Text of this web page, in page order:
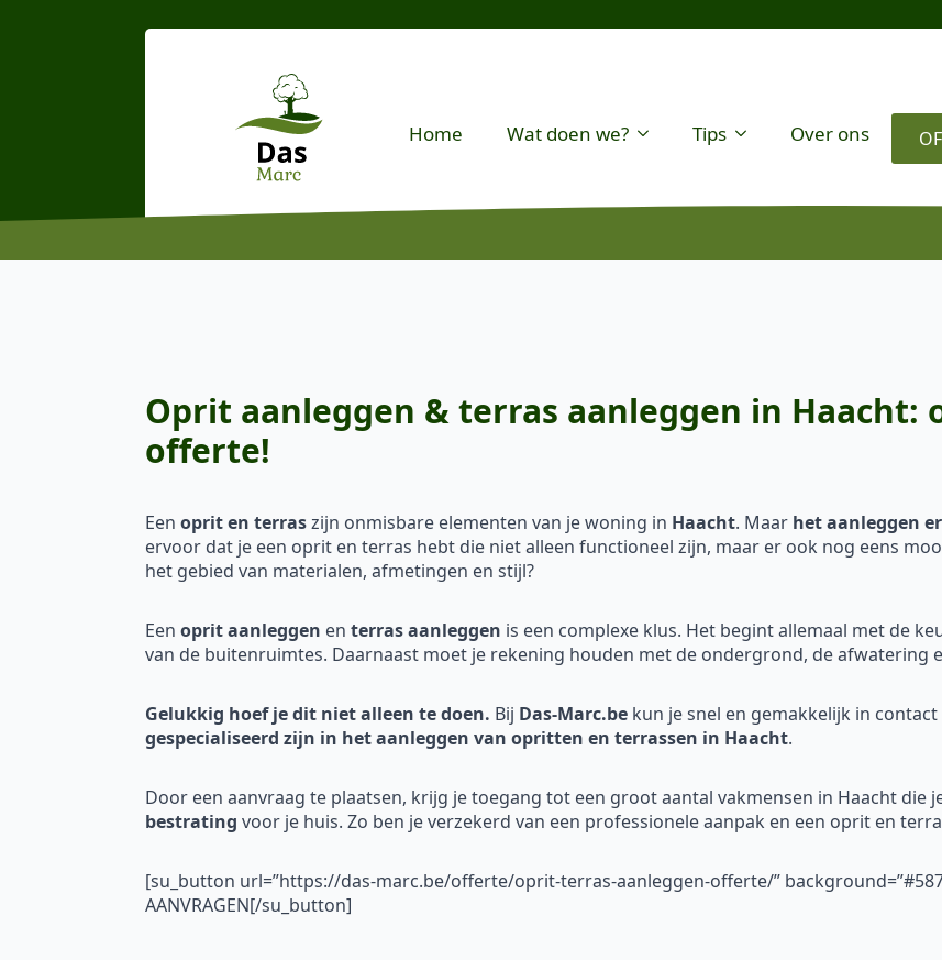
Home Wat doen we? Tips Over ons
Oprit aanleggen & terras aanleggen in Haacht:
offerte!
Een oprit en terraszijn onmisbare elementen van je woning in Haacht. Maar het aanleggen
ervoor dat je een oprit en terras hebt die niet alleen functioneel zijn, maar er ook nog eens
het gebied van materialen, afmetingen en stijl?
Een oprit aanleggen en terras aanleggen is een complexe klus. Het begint allemaal met de
van de buitenruimtes. Daarnaast moet je rekening houden met de ondergrond, de afwatering
Gelukkig hoef je dit niet alleen te doen. Bij Das-Marc.be kun je snel en gemakkelijk in
gespecialiseerd zijn in het aanleggen van opritten en terrassen in Haacht.
Door een aanvraag te plaatsen, krijg je toegang tot een groot aantal vakmensen in Haacht die
bestrating voor je huis. Zo ben je verzekerd van een professionele aanpak en een oprit en
[su_button url=”https://das-marc.be/offerte/oprit-terras-aanleggen-offerte/”
AANVRAGEN[/su_button]